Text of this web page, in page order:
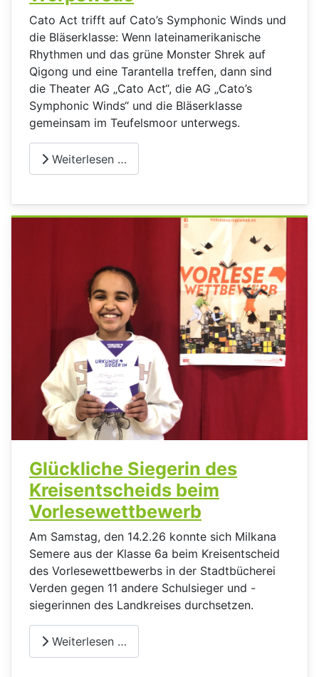
Cato Act trifft auf Cato’s Symphonic Winds und
die Bläserklasse: Wenn lateinamerikanische
Rhythmen und das grüne Monster Shrek auf
Qigong und eine Tarantella treffen, dann sind
die Theater AG „Cato Act“, die AG „Cato’s
Symphonic Winds“ und die Bläserklasse
gemeinsam im Teufelsmoor unterwegs.
Weiterlesen …
Glückliche Siegerin des
Kreisentscheids beim
Vorlesewettbewerb
Am Samstag, den 14.2.26 konnte sich Milkana
Semere aus der Klasse 6a beim Kreisentscheid
des Vorlesewettbewerbs in der Stadtbücherei
Verden gegen 11 andere Schulsieger und -
siegerinnen des Landkreises durchsetzen.
Weiterlesen …